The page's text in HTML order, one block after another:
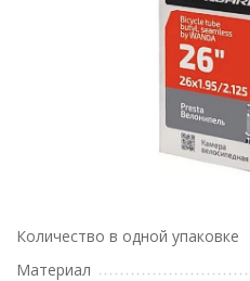
Количество в одной упаковке
Материал